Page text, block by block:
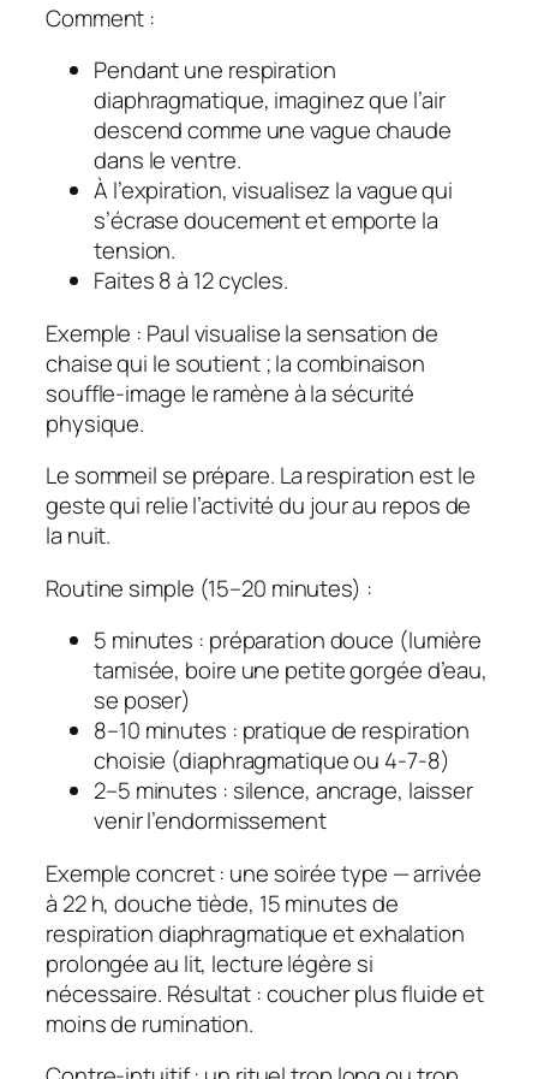
Comment :
Pendant une respiration
diaphragmatique, imaginez que l’air
descend comme une vague chaude
dans le ventre.
À l’expiration, visualisez la vague qui
s’écrase doucement et emporte la
tension.
Faites 8 à 12 cycles.
Exemple : Paul visualise la sensation de
chaise qui le soutient ; la combinaison
souffle-image le ramène à la sécurité
physique.
Le sommeil se prépare. La respiration est le
geste qui relie l’activité du jour au repos de
la nuit.
Routine simple (15–20 minutes) :
5 minutes : préparation douce (lumière
tamisée, boire une petite gorgée d’eau,
se poser)
8–10 minutes : pratique de respiration
choisie (diaphragmatique ou 4‑7‑8)
2–5 minutes : silence, ancrage, laisser
venir l’endormissement
Exemple concret : une soirée type — arrivée
à 22 h, douche tiède, 15 minutes de
respiration diaphragmatique et exhalation
prolongée au lit, lecture légère si
nécessaire. Résultat : coucher plus fluide et
moins de rumination.